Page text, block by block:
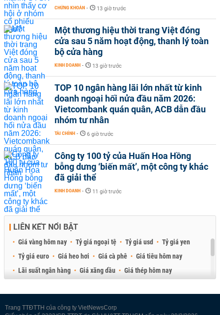
CHỨNG KHOÁN - 13 giờ trước
Một thương hiệu thời trang Việt đóng
cửa sau 5 năm hoạt động, thanh lý toàn
bộ cửa hàng
KINH DOANH - 13 giờ trước
TOP 10 ngân hàng lãi lớn nhất từ kinh
doanh ngoại hối nửa đầu năm 2026:
Vietcombank quán quân, ACB dẫn đầu
nhóm tư nhân
TÀI CHÍNH - 6 giờ trước
Công ty 100 tỷ của Huấn Hoa Hồng
bỗng dưng ‘biến mất’, một công ty khác
đã giải thể
KINH DOANH - 11 giờ trước
LIÊN KẾT NỔI BẬT
Giá vàng hôm nay Tỷ giá ngoại tệ Tỷ giá usd
Tỷ giá yen
Tỷ giá euro
Giá heo hơi Giá cà phê
Giá tiêu hôm nay
Lãi suất ngân hàng
Giá xăng dầu
Giá thép hôm nay
Trang TTĐTTH của công ty VietNewsCorp